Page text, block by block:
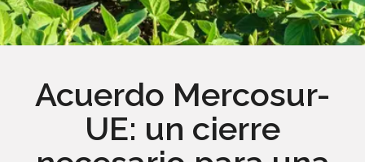
Acuerdo Mercosur-
UE: un cierre